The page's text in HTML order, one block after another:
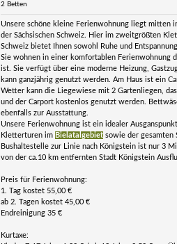
2 Betten
Unsere schöne kleine Ferienwohnung liegt mitten
der Sächsischen Schweiz. Hier im zweitgrößten
Schweiz bietet Ihnen sowohl Ruhe und Entspannung.
Sie wohnen in einer komfortablen Ferienwohnung
ist. Sie verfügt über eine moderne Heizung,
kann ganzjährig genutzt werden. Am Haus ist ein
Wetter kann die Liegewiese mit 2 Gartenliegen,
und der Carport kostenlos genutzt werden.
ebenfalls zur Ausstattung.
Unsere Ferienwohnung ist ein idealer
Kletterturen im Bielatalgebiet sowie der gesamten
Bushaltestelle zur Linie nach Königstein ist nur 3
von der ca.10 km entfernten Stadt Königstein
Preis für Ferienwohnung:
1. Tag kostet 55,00 €
ab 2. Tagen kostet 45,00 €
Endreinigung 35 €
Kurtaxe: